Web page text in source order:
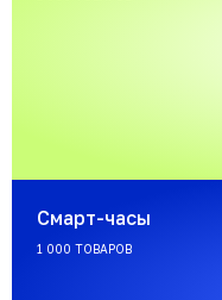
Смарт-часы
1 000 ТОВАРОВ